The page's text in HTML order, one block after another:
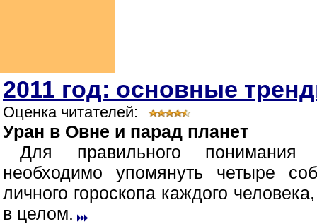
2011 год: основные
Оценка читателей:
Уран в Овне и парад планет
Для правильного понимания
необходимо упомянуть четыре
личного гороскопа каждого
в целом.